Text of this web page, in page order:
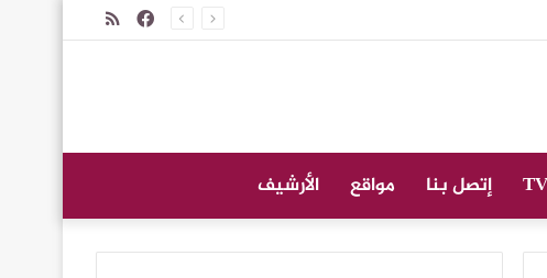
ملخصفيسبوك
إتصل بنا مواقع الأرشيف